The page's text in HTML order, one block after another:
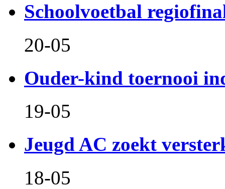
Schoolvoetbal
20-05
Ouder-kind toernooi
19-05
Jeugd AC zoekt
18-05